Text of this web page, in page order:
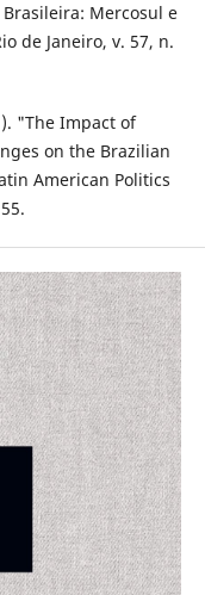
Mercosul e
de Janeiro, v. 57, n.
"The Impact of
on the Brazilian
American Politics